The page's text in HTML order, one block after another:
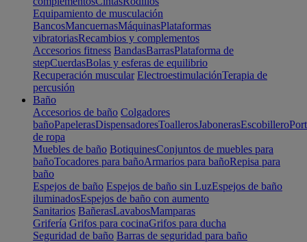
Equipamiento de musculación
BancosMancuernasMáquinasPlataformas
vibratoriasRecambios y complementos
Accesorios fitness BandasBarrasPlataforma de
stepCuerdasBolas y esferas de equilibrio
Recuperación muscular ElectroestimulaciónTerapia de
percusión
Baño
Accesorios de baño Colgadores
bañoPapelerasDispensadoresToallerosJabonerasEscobillero
de ropa
Muebles de baño BotiquinesConjuntos de muebles para
bañoTocadores para bañoArmarios para bañoRepisa para
baño
Espejos de baño Espejos de baño sin LuzEspejos de baño
iluminadosEspejos de baño con aumento
Sanitarios BañerasLavabosMamparas
Grifería Grifos para cocinaGrifos para ducha
Seguridad de baño Barras de seguridad para baño